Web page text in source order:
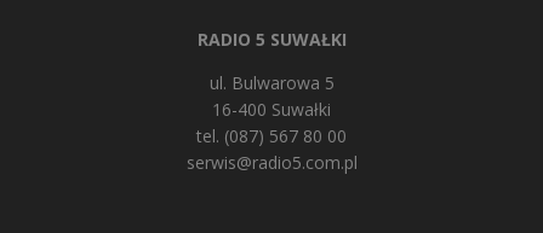
RADIO 5 SUWAŁKI
ul. Bulwarowa 5
16-400 Suwałki
tel. (087) 567 80 00
serwis@radio5.com.pl